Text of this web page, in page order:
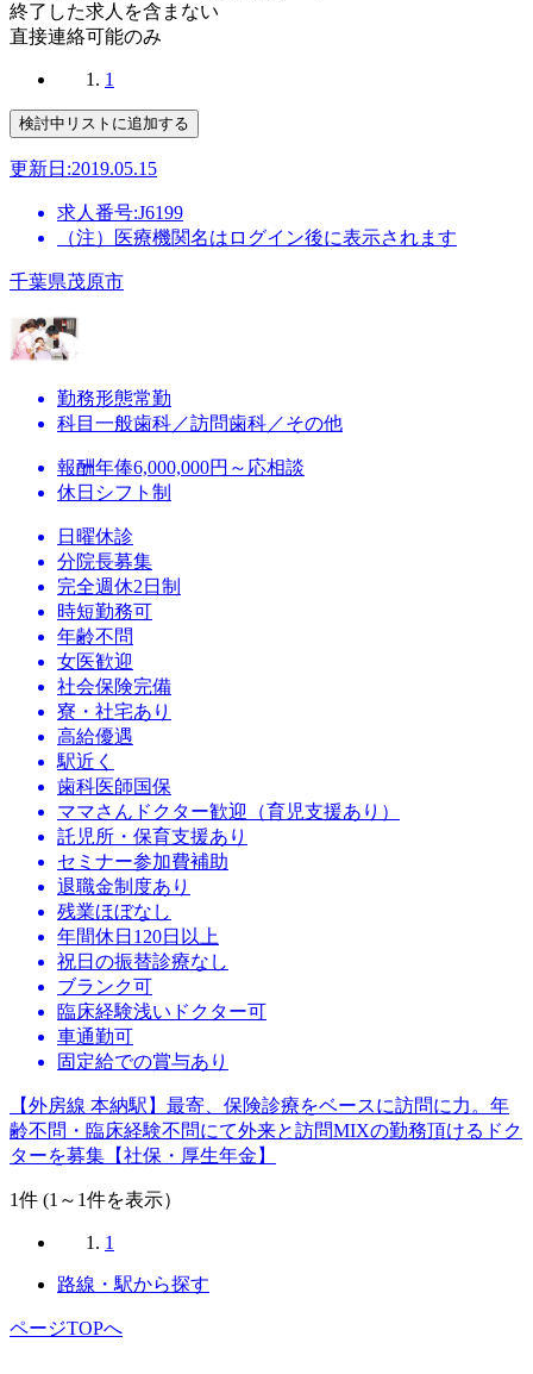
終了した求人を含まない
直接連絡可能のみ
1
更新日:2019.05.15
求人番号:J6199
（注）医療機関名はログイン後に表示されます
千葉県茂原市
勤務形態常勤
科目 一般歯科／訪問歯科／その他
報酬年俸6,000,000円～応相談
休日 シフト制
日曜休診
分院長募集
完全週休2日制
時短勤務可
年齢不問
女医歓迎
社会保険完備
寮・社宅あり
高給優遇
駅近く
歯科医師国保
ママさんドクター歓迎（育児支援あり）
託児所・保育支援あり
セミナー参加費補助
退職金制度あり
残業ほぼなし
年間休日120日以上
祝日の振替診療なし
ブランク可
臨床経験浅いドクター可
車通勤可
固定給での賞与あり
【外房線 本納駅】最寄、保険診療をベースに訪問に力。年
齢不問・臨床経験不問にて外来と訪問MIXの勤務頂けるドク
ターを募集【社保・厚生年金】
1件 (1～1件を表示）
1
路線・駅から探す
ページTOPへ